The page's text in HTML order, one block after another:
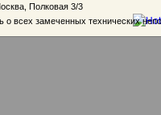
Полковая 3/3
всех замеченных технических